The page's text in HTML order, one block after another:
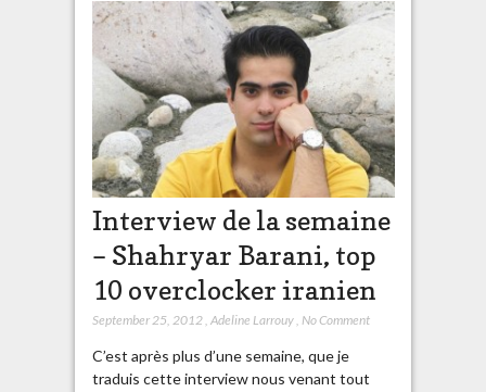
Interview de la semaine
– Shahryar Barani, top
10 overclocker iranien
September 25, 2012, Adeline Larrouy, No Comment
C’est après plus d’une semaine, que je
traduis cette interview nous venant tout